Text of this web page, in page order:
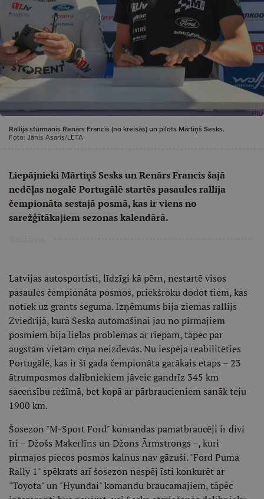
Rallija stūrmanis Renārs Francis (no kreisās) un pilots Mārtiņš Sesks.
Foto: Jānis Asaris/LETA
Liepājnieki Mārtiņš Sesks un Renārs Francis šajā
nedēļas nogalē Portugālē startēs pasaules rallija
čempionāta sestajā posmā, kas ir viens no
sarežģītākajiem sezonas kalendārā.
Latvijas autosportisti, līdzīgi kā pērn, nestartē visos
pasaules čempionāta posmos, priekšroku dodot tiem, kas
notiek uz grants seguma. Izņēmums bija ziemas rallijs
Zviedrijā, kurā Seska automašīnai jau no pirmajiem
posmiem bija lielas problēmas ar riepām, tāpēc par
augstām vietām cīņa neizdevās. Nu iespēja reabilitēties
Portugālē, kas ir šī gada čempionāta garākais etaps – 23
ātrumposmos dalībniekiem jāveic gandrīz 345 km
sacensību režīmā, bet kopā ar pārbraucieniem sanāk teju
1900 km.
Šosezon "M-Sport Ford" komandas pamatbraucēji ir divi
īri – Džošs Makerlīns un Džons Ārmstrongs –, kuri
pirmajos piecos posmos kalnus nav gāzuši. "Ford Puma
Rally 1" spēkrats arī šosezon nespēj īsti konkurēt ar
"Toyota" un "Hyundai" komandu braucamajiem, tāpēc